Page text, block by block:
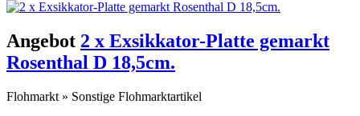
Angebot 2 x Exsikkator-Platte gemarkt
Rosenthal D 18,5cm.
Flohmarkt » Sonstige Flohmarktartikel